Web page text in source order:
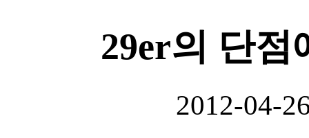
29er의 단점
2012-04-